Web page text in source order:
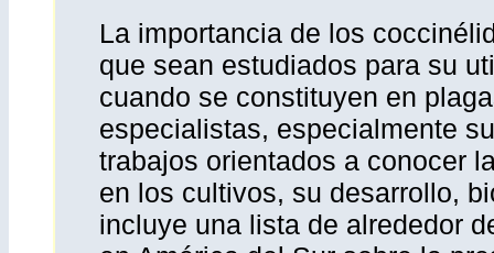
La importancia de los
que sean estudiados para su
cuando se constituyen en
especialistas, especialmente
trabajos orientados a conocer
en los cultivos, su desarrollo,
incluye una lista de alrededor